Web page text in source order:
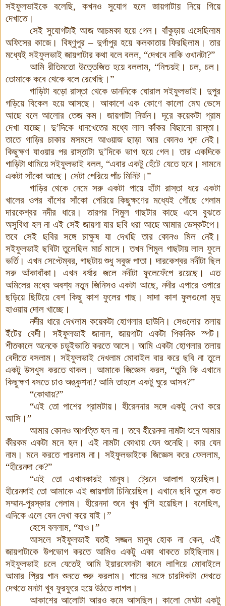
সইফুলভাইকে বলেছি, কখনও সুযোগ হলে জায়গাটায় নিয়ে গিয়ে
দেখাতে।
সেই সুযোগটাই আজ আচমকা হয়ে গেল ।বাঁকুড়ায় এসেছিলাম
অফিসের কাজে। বিষ্ণুপুর– দুর্গাপুর হয়ে কলকাতায় ফিরছিলাম।তার
মধ্যেই সইফুলভাই জায়গাটার কথা বলে বলল, “দেখবে নাকি ওখানটা?”
আমি রীতিমতো উত্তেজিত হয়ে বললাম, “নিশ্চয়ই ।চল,চল ।
তোমাকে কবে থেকে বলে রেখেছি।”
গাড়িটা বড়ো রাস্তা থেকে ডানদিকে ঘোরাল সইফুলভাই ।দুপুর
গড়িয়ে বিকেল হয়ে আসছে । আকাশে এক কোণে কালো মেঘ ভেসে
আছে বলে আলোর তেজ কম।জায়গাটা নির্জন।দূরে কয়েকটা গ্রাম
দেখা যাচ্ছে। দু’দিকে ধানখেতের মধ্যে লাল কাঁকর বিছানো রাস্তা ।
তাতে গাড়ির চাকার মসমসে আওয়াজ ছাড়া আর কোনও শব্দ নেই ।
কিছুক্ষণ যাওয়ার পর রাস্তাটা দু’দিকে ভাগ হয়ে গেল ।তার একদিকে
গাড়িটা থামিয়ে সইফুলভাই বলল, “এবার একটু হেঁটে যেতে হবে।সামনে
একটা সাঁকো আছে । সেটা পেরিয়ে পাঁচ মিনিট।”
গাড়ির থেকে নেমে সরু একটা পায়ে হাঁটা রাস্তা ধরে একটা
খালের ওপর বাঁশের সাঁকো পেরিয়ে কিছুক্ষণের মধ্যেই পৌঁছে গেলাম
দারকেশ্বর নদীর ধারে।তারপর শিমুল গাছটার কাছে এসে বুঝতে
অসুবিধা হল না এই সেই জায়গা যার ছবি ধরা আছে আমার ডেস্কটপে।
তবে সেই ছবির সঙ্গে চাক্ষুষ যা দেখছি তার কোনও মিল নেই ।
সইফুলভাই ছবিটা তুলেছিল মার্চ মাসে ।তখন শিমুল গাছটায় লাল ফুলে
ভর্তি।এখন সেপ্টেম্বর,গাছটায় শুধু সবুজ পাতা ।দারকেশ্বর নদীটা ছিল
সরু আঁকাবাঁকা ।এখন বর্ষার জলে নদীটা ফুলেফেঁপে রয়েছে। এত
অমিলের মধ্যে অবশ্য নতুন জিনিসও একটা আছে, নদীর এপারে ওপারে
ছড়িয়ে ছিটিয়ে বেশ কিছু কাশ ফুলের গাছ ।সাদা কাশ ফুলগুলো মৃদু
হাওয়ায় দোল খাচ্ছে।
নদীর ধারে দেখলাম কয়েকটা হোগলার ছাউনি। সেগুলোর তলায়
ইঁটের বেদী। সইফুলভাই জানাল,জায়গাটা একটা পিকনিক স্পট ।
শীতকালে অনেকে চড়ুইভাতি করতে আসে। আমি একটা হোগলার তলায়
বেদীতে বসলাম । সইফুলভাই দেখলাম মোবাইল বার করে ছবি না তুলে
একটু উসখুস করতেথাকল। আমাকে জিজ্ঞেস করল, “তুমি কি এখানে
কিছুক্ষণ বসতে চাও অঙ্কুশদা? আমি তাহলে একটু ঘুরে আসব?”
“কোথায়?”
“এই তো পাশের গ্রামটায়। হীরেনদার সঙ্গে একটু দেখা করে
আসি।”
আমার কোনও আপত্তি হল না । তবে হীরেনদা নামটা শুনে আমার
কীরকম একটা মনে হল। এই নামটা কোথায় যেন শুনেছি। কার যেন
নাম । মনে করতে পারলাম না । সইফুলভাইকে জিজ্ঞেস করে ফেললাম,
“হীরেনদা কে?”
“এই তো এখানকারই মানুষ। ট্রেনে আলাপ হয়েছিল ।
হীরেনদাই তো আমাকে এই জায়গাটা চিনিয়েছিল । এখানে ছবি তুলে কত
সম্মান-পুরস্কার পেলাম । হীরেনদা শুনে খুব খুশি হয়েছিল। বলেছিল,
এদিকে এলে যেন দেখা করে যাই।”
হেসে বললাম, “যাও।”
আসলে সইফুলভাই যতই সজ্জন মানুষ হোক না কেন, এই
জায়গাটাকে উপভোগ করতে আমিও একটু একা থাকতে চাইছিলাম ।
সইফুলভাই চলে যেতেই আমি ইয়ারফোনটা কানে লাগিয়ে মোবাইলে
আমার প্রিয় গান শুনতে শুরু করলাম। গানের সঙ্গে চারদিকটা দেখতে
দেখতে মনটা খুব ফুরফুরে হয়ে উঠতে লাগল ।
আকাশের আলোটা আরও কমে আসছিল। কালো মেঘটা একটু